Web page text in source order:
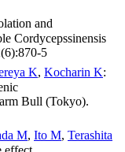
and
Cordycepssinensis
5
K, Kocharin K:
Bull (Tokyo).
M, Ito M, Terashita